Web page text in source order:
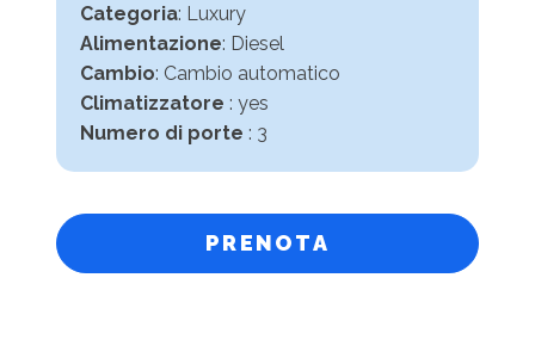
Categoria: Luxury
Alimentazione: Diesel
Cambio: Cambio automatico
Climatizzatore : yes
Numero di porte : 3
PRENOTA